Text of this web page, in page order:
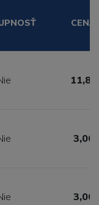
CENA
3,00
3,00